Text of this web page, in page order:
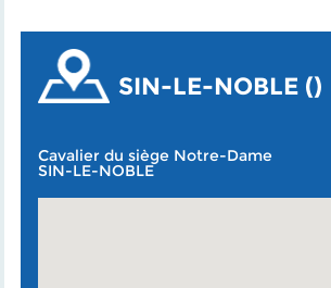
SIN-LE-NOBLE ()
Cavalier du siège Notre-Dame
SIN-LE-NOBLE